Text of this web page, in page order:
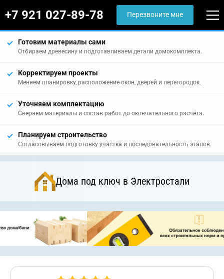
+7 921 027-89-78 Перезвоните мне
Готовим материалы сами
Отбираем древесину и подготавливаем детали домокомплекта.
Корректируем проекты
Меняем планировку, расположение окон, дверей и перегородок.
Уточняем комплектацию
Сверяем материалы и состав работ до окончательного расчёта.
Планируем строительство
Согласовываем подготовку участка и последовательность этапов.
Дома под ключ в Электростали